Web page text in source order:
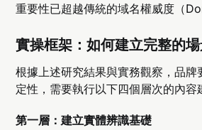
重要性已超越傳統的域名權威度（
實操框架：如何建立完整的
根據上述研究結果與實務觀察，品
定性，需要執行以下四個層次的內容
第一層：建立實體辨識基礎